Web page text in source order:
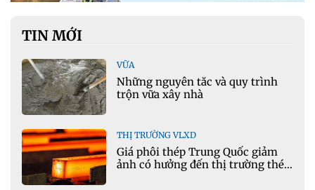
TIN MỚI
VỮA
Những nguyên tắc và quy trình
trộn vữa xây nhà
THỊ TRƯỜNG VLXD
Giá phôi thép Trung Quốc giảm
ảnh có hưởng đến thị trường thép